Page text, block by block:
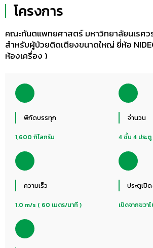
โครงการ
คณะทันตแพทยศาสตร์ มหาวิทยาลัยนเรศ
สำหรับผู้ป่วยติดเตียงขนาดใหญ่ ยี่ห้อ
ห้องเครื่อง )
พิกัดบรรทุก
1,600 กิโลกรัม
จำนวน
4 ชั้น 4 ประตู
ความเร็ว
1.0 m/s ( 60 เมตร/นาที )
ประตูเปิ
เปิดจากขวา